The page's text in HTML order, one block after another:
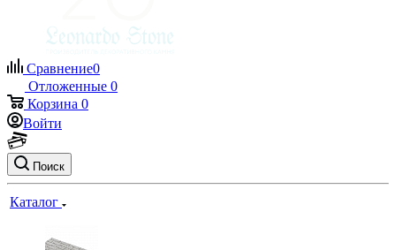
Сравнение0
Отложенные 0
Корзина 0
Войти
Поиск
Каталог